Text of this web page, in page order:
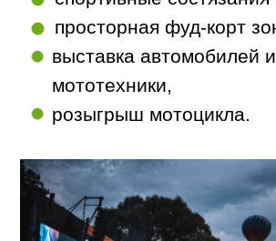
FESTIVAL традиционно уделяют
особое внимание безопасности и
чистоте на территории
проведения фестиваля.
Мотофестиваль проходит в
ежегодным событием, собирающим
гостей и участников со всей страны
и из-за рубежа.